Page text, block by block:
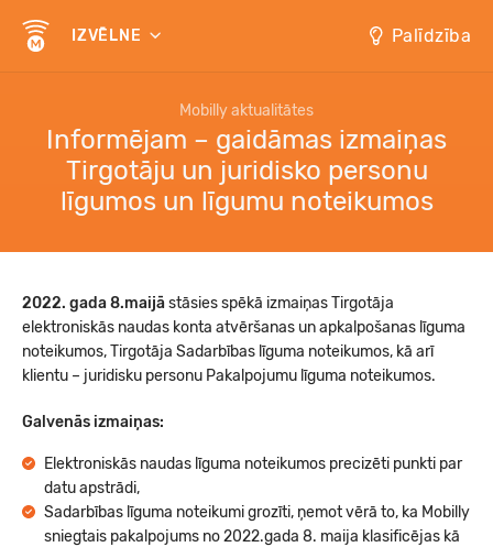
IZVĒLNE Palīdzība
Mobilly aktualitātes
Informējam – gaidāmas izmaiņas
Tirgotāju un juridisko personu
līgumos un līgumu noteikumos
2022. gada 8.maijāstāsies spēkā izmaiņas Tirgotāja
elektroniskās naudas konta atvēršanas un apkalpošanas līguma
noteikumos, Tirgotāja Sadarbības līguma noteikumos, kā arī
klientu – juridisku personu Pakalpojumu līguma noteikumos.
Galvenās izmaiņas:
Elektroniskās naudas līguma noteikumos precizēti punkti par
datu apstrādi,
Sadarbības līguma noteikumi grozīti, ņemot vērā to, ka Mobilly
sniegtais pakalpojums no 2022.gada 8. maija klasificējas kā